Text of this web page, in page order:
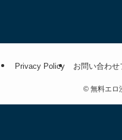
Privacy Policy お問い合わせ
©無料エロ